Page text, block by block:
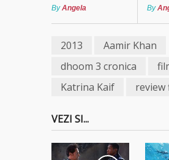
ByAngela By
2013
Aamir Khan
dhoom 3 cronica
Katrina Kaif
review
VEZI SI...